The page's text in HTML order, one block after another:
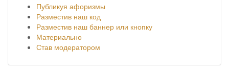
Публикуя афоризмы
Разместив наш код
Разместив наш баннер или кнопку
Материально
Став модератором